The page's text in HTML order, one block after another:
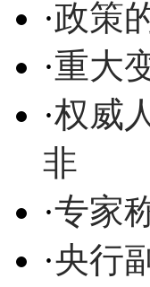
·政策
·重大
·权威
非
·专家
·央行